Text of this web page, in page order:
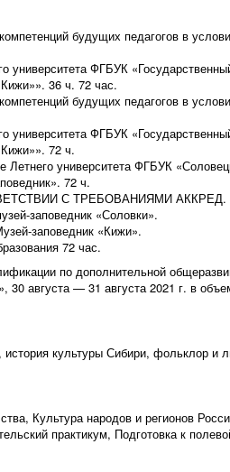
будущих педагогов в
университета ФГБУК
36 ч. 72 час.
будущих педагогов в
университета ФГБУК
72 ч.
университета ФГБУК
72 ч.
С ТРЕБОВАНИЯМИ АККРЕД.
заповедник «Соловки».
заповедник «Кижи».
72 час.
по дополнительной
30 августа — 31 августа 2021 г. в
история культуры Сибири, фольклор и
Культура народов и регионов
практикум, Подготовка к